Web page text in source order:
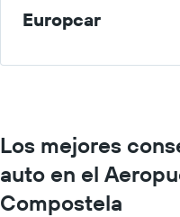
Europcar
Los mejores
auto en el
Compostela